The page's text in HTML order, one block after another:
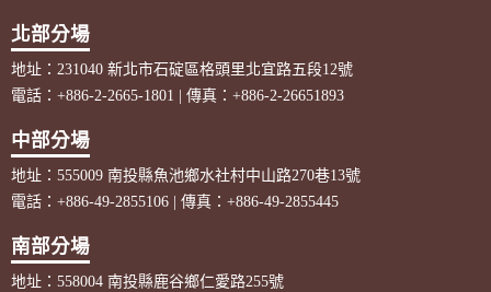
北部分場
地址：231040 新北市石碇區格頭里北宜路五段12號
電話：+886-2-2665-1801 | 傳真：+886-2-26651893
中部分場
地址：555009 南投縣魚池鄉水社村中山路270巷13號
電話：+886-49-2855106 | 傳真：+886-49-2855445
南部分場
地址：558004 南投縣鹿谷鄉仁愛路255號